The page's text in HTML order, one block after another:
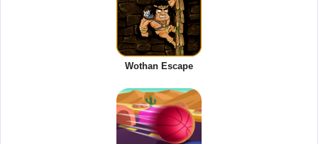
Wothan Escape